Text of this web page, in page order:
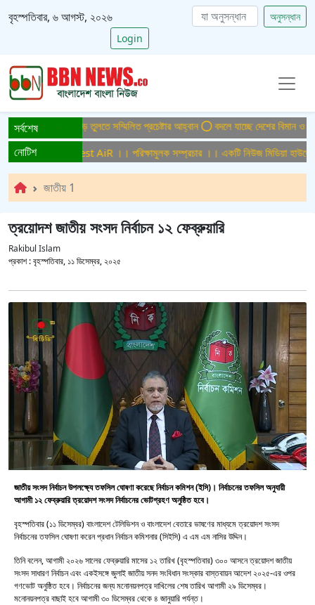
বৃহস্পতিবার, ৬ আগস্ট, ২০২৬
অনুসন্ধান
Login
সর্বশেষ
বাংলাদেশ গড়ে তুলতে সম্মিলিত প্রচেষ্টার আহ্বান বদলে যাচ্ছে দেশের বিমান ও
নোটিশ
সম্প্রচার ।। Test AiR ।। পরিক্ষামুলক সম্প্রচার ।। একটি নিউজ মিডিয়া হাউজের
জাতীয় 1
ত্রয়োদশ জাতীয় সংসদ নির্বাচন ১২ ফেব্রুয়ারি
Rakibul Islam
প্রকাশ :বৃহস্পতিবার, ১১ ডিসেম্বর, ২০২৫
জাতীয় সংসদ নির্বাচন উপলক্ষ্যে তফসিল ঘোষণা করেছে নির্বাচন কমিশন (ইসি)। নির্বাচনের তফসিল অনুযায়ী
আগামী ১২ ফেব্রুয়ারি ত্রয়োদশ সংসদ নির্বাচনের ভোটগ্রহণ অনুষ্ঠিত হবে।
বৃহস্পতিবার (১১ ডিসেম্বর) বাংলাদেশ টেলিভিশন ও বাংলাদেশ বেতারে ভাষণের মাধ্যমে ত্রয়োদশ সংসদ
নির্বাচনের তফসিল ঘোষণা করেন প্রধান নির্বাচন কমিশনার (সিইসি) এ এম এম নাসির উদ্দিন।
তিনি বলেন, আগামী ২০২৬ সালের ফেব্রুয়ারি মাসের ১২ তারিখ (বৃহস্পতিবার) ৩০০ আসনে ত্রয়োদশ জাতীয়
সংসদ সাধারণ নির্বাচন এবং একইসঙ্গে জুলাই জাতীয় সনদ সংবিধান সংস্কার বাস্তবায়ন আদেশ ২০২৫-এর ওপর
গণভোট অনুষ্ঠিত হবে। নির্বাচনের জন্য মনোনয়নপত্র দাখিলের শেষ তারিখ আগামী ২৯ ডিসেম্বর।
মনোনয়নপত্র বাছাই হবে আগামী ৩০ ডিসেম্বর থেকে ৪ জানুয়ারি পর্যন্ত।